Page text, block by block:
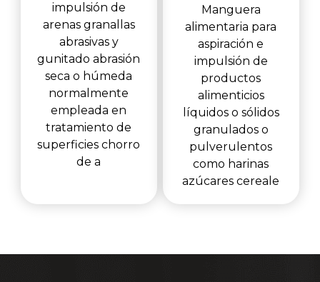
impulsión de
arenas granallas
abrasivas y
gunitado abrasión
seca o húmeda
normalmente
empleada en
tratamiento de
superficies chorro
de a
Manguera
alimentaria para
aspiración e
impulsión de
productos
alimenticios
líquidos o sólidos
granulados o
pulverulentos
como harinas
azúcares cereale